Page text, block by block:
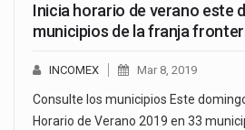
Inicia horario de verano este
municipios de la franja
INCOMEX Mar 8, 2019
Consulte los municipios Este
Horario de Verano 2019 en 33